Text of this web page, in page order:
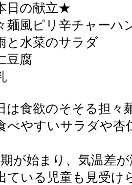
日の献立★
麺風ピリ辛チャーハ
と水菜のサラダ
豆腐
は食欲のそそる担々
べやすいサラダや杏
が始まり、気温差
ている児童も見受け